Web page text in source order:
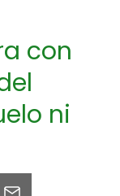
con
ni